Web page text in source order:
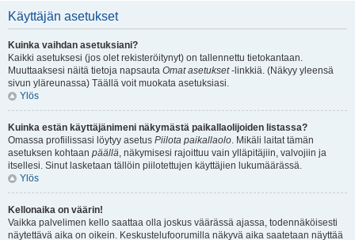
Käyttäjän asetukset
Kuinka vaihdan asetuksiani?
Kaikki asetuksesi (jos olet rekisteröitynyt) on tallennettu tietokantaan.
Muuttaaksesi näitä tietoja napsauta Omat asetukset-linkkiä. (Näkyy yleensä
sivun yläreunassa) Täällä voit muokata asetuksiasi.
Ylös
Kuinka estän käyttäjänimeni näkymästä paikallaolijoiden listassa?
Omassa profiilissasi löytyy asetus Piilota paikallaolo. Mikäli laitat tämän
asetuksen kohtaan päällä, näkymisesi rajoittuu vain ylläpitäjiin, valvojiin ja
itsellesi. Sinut lasketaan tällöin piilotettujen käyttäjien lukumäärässä.
Ylös
Kellonaika on väärin!
Vaikka palvelimen kello saattaa olla joskus väärässä ajassa, todennäköisesti
näytettävä aika on oikein. Keskustelufoorumilla näkyvä aika saatetaan näyttää